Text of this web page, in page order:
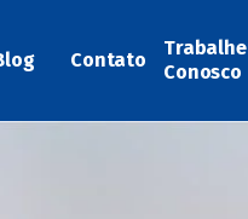
Contato
Trabalhe
Conosco